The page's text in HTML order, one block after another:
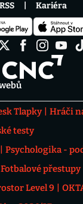
Tlapky Hráči
testy
Psychologika -
Fotbalové přestupy
Level 9
RSS Kariéra